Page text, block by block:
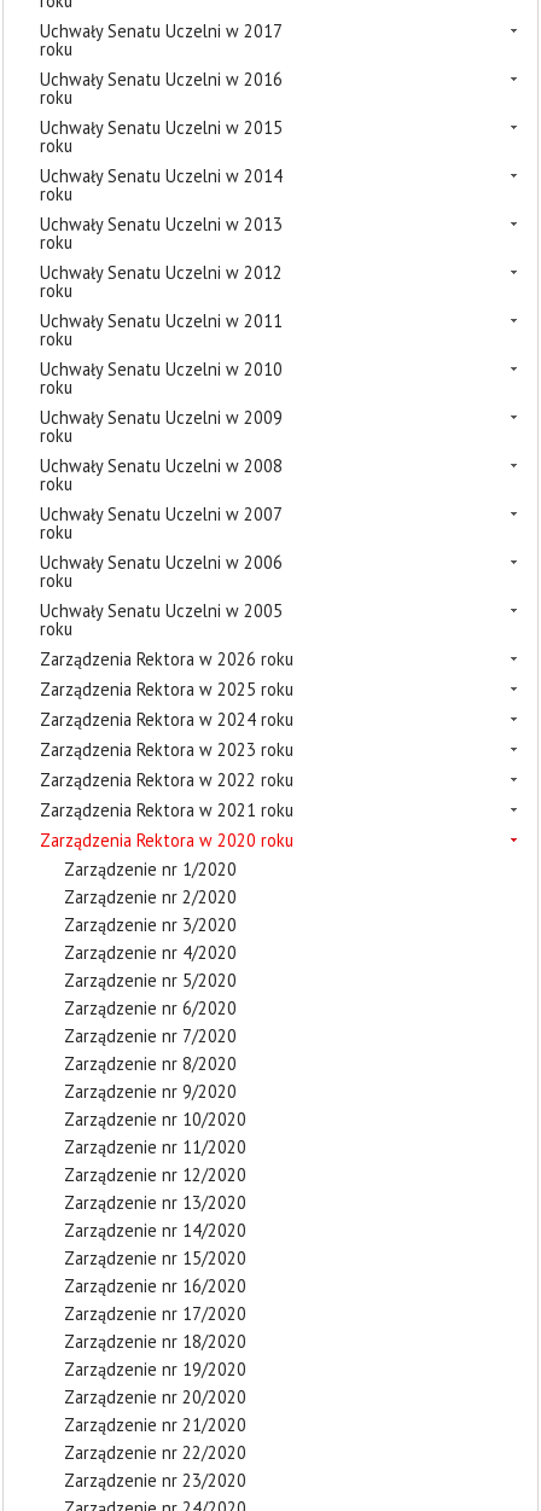
Uchwały Senatu Uczelni w 2017
roku
Uchwały Senatu Uczelni w 2016
roku
Uchwały Senatu Uczelni w 2015
roku
Uchwały Senatu Uczelni w 2014
roku
Uchwały Senatu Uczelni w 2013
roku
Uchwały Senatu Uczelni w 2012
roku
Uchwały Senatu Uczelni w 2011
roku
Uchwały Senatu Uczelni w 2010
roku
Uchwały Senatu Uczelni w 2009
roku
Uchwały Senatu Uczelni w 2008
roku
Uchwały Senatu Uczelni w 2007
roku
Uchwały Senatu Uczelni w 2006
roku
Uchwały Senatu Uczelni w 2005
roku
Zarządzenia Rektora w 2026 roku
Zarządzenia Rektora w 2025 roku
Zarządzenia Rektora w 2024 roku
Zarządzenia Rektora w 2023 roku
Zarządzenia Rektora w 2022 roku
Zarządzenia Rektora w 2021 roku
Zarządzenia Rektora w 2020 roku
Zarządzenie nr 1/2020
Zarządzenie nr 2/2020
Zarządzenie nr 3/2020
Zarządzenie nr 4/2020
Zarządzenie nr 5/2020
Zarządzenie nr 6/2020
Zarządzenie nr 7/2020
Zarządzenie nr 8/2020
Zarządzenie nr 9/2020
Zarządzenie nr 10/2020
Zarządzenie nr 11/2020
Zarządzenie nr 12/2020
Zarządzenie nr 13/2020
Zarządzenie nr 14/2020
Zarządzenie nr 15/2020
Zarządzenie nr 16/2020
Zarządzenie nr 17/2020
Zarządzenie nr 18/2020
Zarządzenie nr 19/2020
Zarządzenie nr 20/2020
Zarządzenie nr 21/2020
Zarządzenie nr 22/2020
Zarządzenie nr 23/2020